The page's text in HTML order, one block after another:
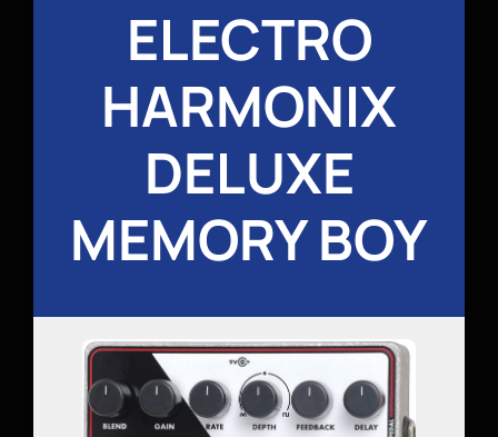
ELECTRO
HARMONIX
DELUXE
MEMORY BOY